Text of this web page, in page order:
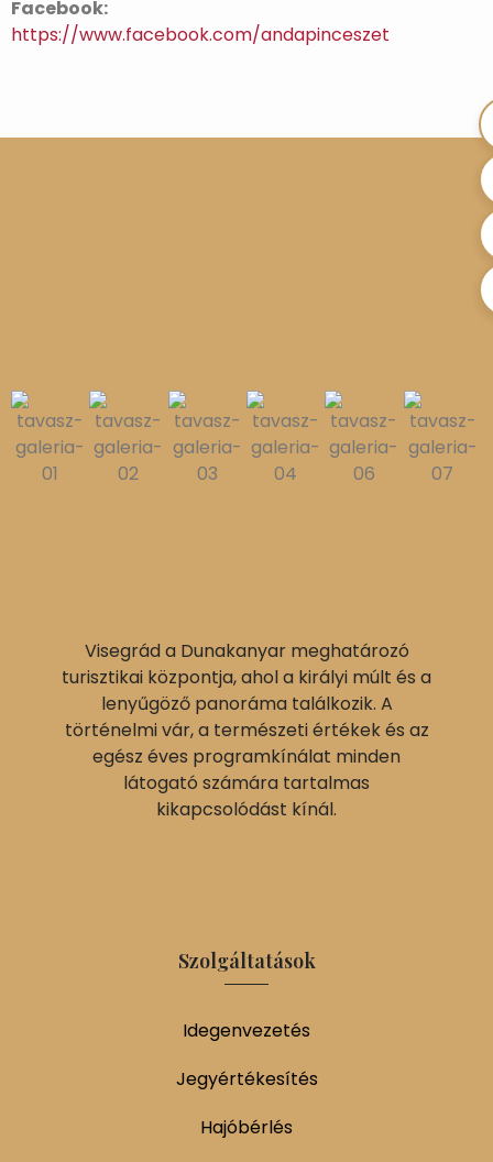
Facebook:
https://www.facebook.com/andapinceszet
Visegrád a Dunakanyar meghatározó
turisztikai központja, ahol a királyi múlt és a
lenyűgöző panoráma találkozik. A
történelmi vár, a természeti értékek és az
egész éves programkínálat minden
látogató számára tartalmas
kikapcsolódást kínál.
Szolgáltatások
Idegenvezetés
Jegyértékesítés
Hajóbérlés